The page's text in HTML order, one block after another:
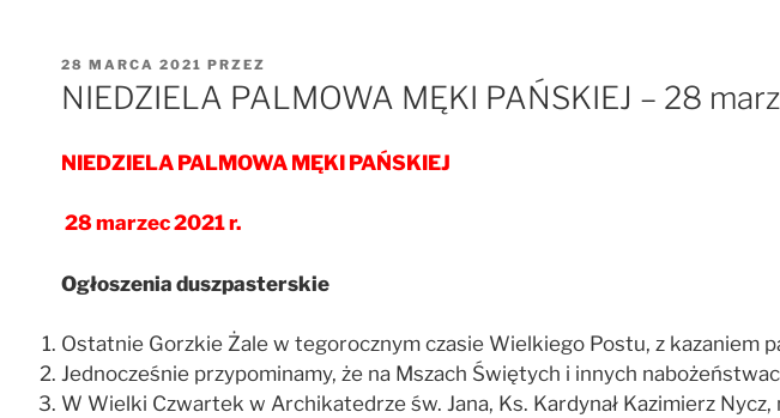
OPUBLIKOWANE
W
28 MARCA 2021 PRZEZ
NIEDZIELA PALMOWA MĘKI PAŃSKIEJ – 28
NIEDZIELA PALMOWA MĘKI PAŃSKIEJ
28 marzec 2021 r.
Ogłoszenia duszpasterskie
Ostatnie Gorzkie Żale w tegorocznym czasie Wielkiego Postu, z kazaniem
Jednocześnie przypominamy, że na Mszach Świętych i innych
W Wielki Czwartek w Archikatedrze św. Jana, Ks. Kardynał Kazimierz